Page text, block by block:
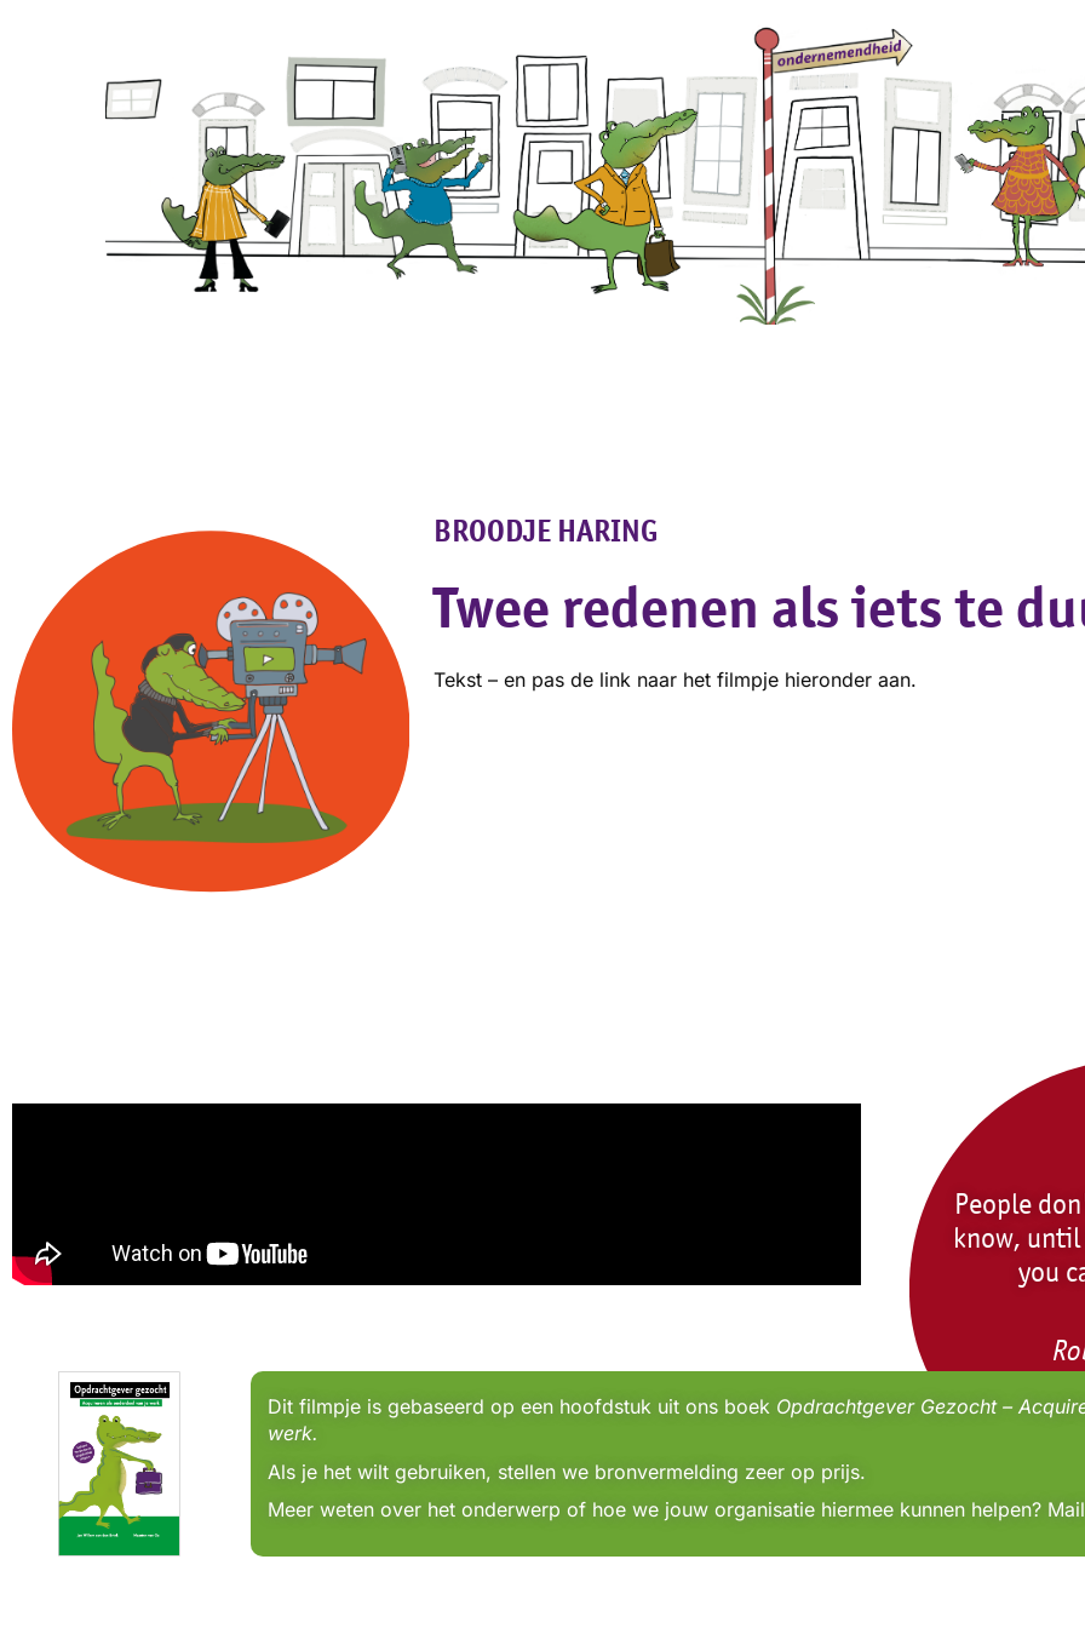
BROODJE HARING
Twee redenen als iets te
Tekst – en pas de link naar het filmpje hieronder aan.
People
know, until
you
Dit filmpje is gebaseerd op een hoofdstuk uit ons boek Opdrachtgever Gezocht –
werk.
Als je het wilt gebruiken, stellen we bronvermelding zeer op prijs.
Meer weten over het onderwerp of hoe we jouw organisatie hiermee kunnen helpen?